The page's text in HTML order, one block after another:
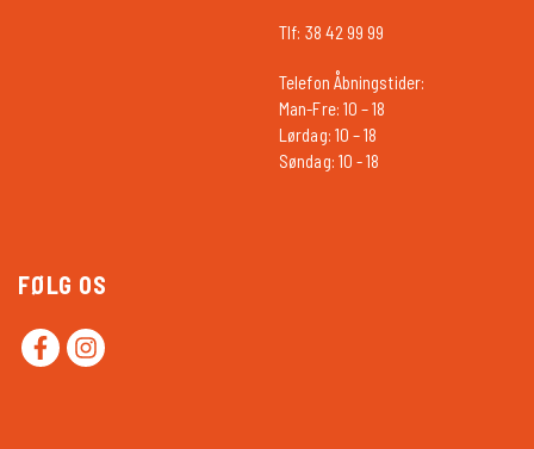
Tlf: 38 42 99 99
Telefon Åbningstider:
Man-Fre: 10 – 18
Lørdag: 10 – 18
Søndag: 10 - 18
FØLG OS